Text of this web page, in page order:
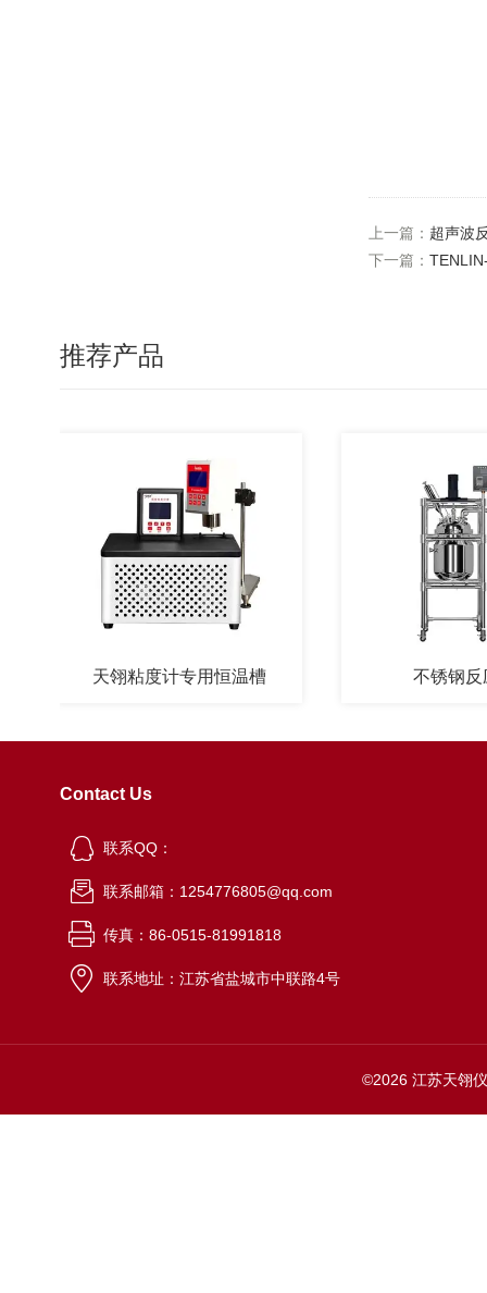
上一篇： 超声波
下一篇：
推荐产品
天翎粘度计专用恒温槽 不锈钢反应釜
Contact Us
联系QQ：
联系邮箱：1254776805@qq.com
传真：86-0515-81991818
联系地址：江苏省盐城市中联路4号
©2026 江苏天翎